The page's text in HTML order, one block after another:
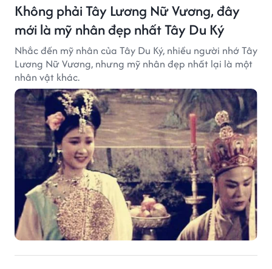
Không phải Tây Lương Nữ Vương, đây
mới là mỹ nhân đẹp nhất Tây Du Ký
Nhắc đến mỹ nhân của Tây Du Ký, nhiều người nhớ Tây
Lương Nữ Vương, nhưng mỹ nhân đẹp nhất lại là một
nhân vật khác.